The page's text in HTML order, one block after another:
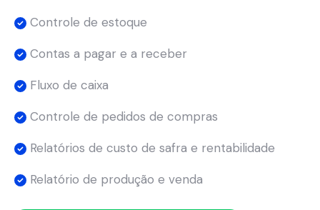
Controle de estoque
Contas a pagar e a receber
Fluxo de caixa
Controle de pedidos de compras
Relatórios de custo de safra e rentabilidade
Relatório de produção e venda